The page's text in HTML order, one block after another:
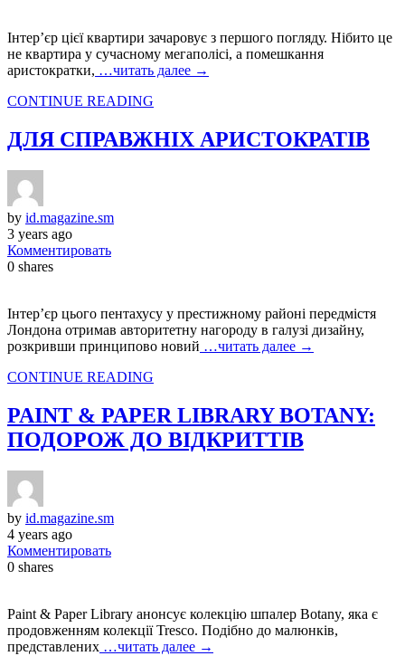
Інтер’єр цієї квартири зачаровує з першого погляду. Нібито це
не квартира у сучасному мегаполісі, а помешкання
аристократки, …читать далее →
CONTINUE READING
ДЛЯ СПРАВЖНІХ АРИСТОКРАТІВ
by id.magazine.sm
3 years ago
Комментировать
0 shares
Інтер’єр цього пентахусу у престижному районі передмістя
Лондона отримав авторитетну нагороду в галузі дизайну,
розкривши принципово новий …читать далее →
CONTINUE READING
PAINT & PAPER LIBRARY BOTANY:
ПОДОРОЖ ДО ВІДКРИТТІВ
by id.magazine.sm
4 years ago
Комментировать
0 shares
Paint & Paper Library анонсує колекцію шпалер Botany, яка є
продовженням колекції Tresco. Подібно до малюнків,
представлених …читать далее →